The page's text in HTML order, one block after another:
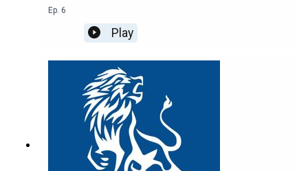
Ep. 6
Play